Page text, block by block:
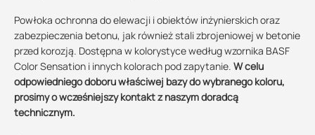
Powłoka ochronna do elewacji i obiektów inżynierskich oraz
zabezpieczenia betonu, jak również stali zbrojeniowej w betonie
przed korozją. Dostępna w kolorystyce według wzornika BASF
Color Sensation i innych kolorach pod zapytanie. W celu
odpowiedniego doboru właściwej bazy do wybranego koloru,
prosimy o wcześniejszy kontakt z naszym doradcą
technicznym.